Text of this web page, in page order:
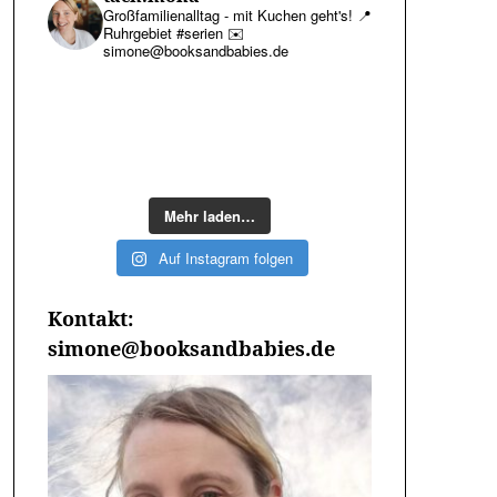
Großfamilienalltag - mit Kuchen geht's! 📍
Ruhrgebiet #serien ✉️
simone@booksandbabies.de
Mehr laden…
Auf Instagram folgen
Kontakt:
simone@booksandbabies.de